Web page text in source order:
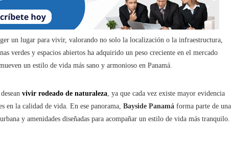
un lugar para vivir, valorando no solo la localización o la infraestructura,
verdes y espacios abiertos ha adquirido un peso creciente en el mercado
un estilo de vida más sano y armonioso en Panamá.
vivir rodeado de naturaleza, ya que cada vez existe mayor evidencia
en la calidad de vida. En ese panorama, Bayside Panamá forma parte de una
y amenidades diseñadas para acompañar un estilo de vida más tranquilo.